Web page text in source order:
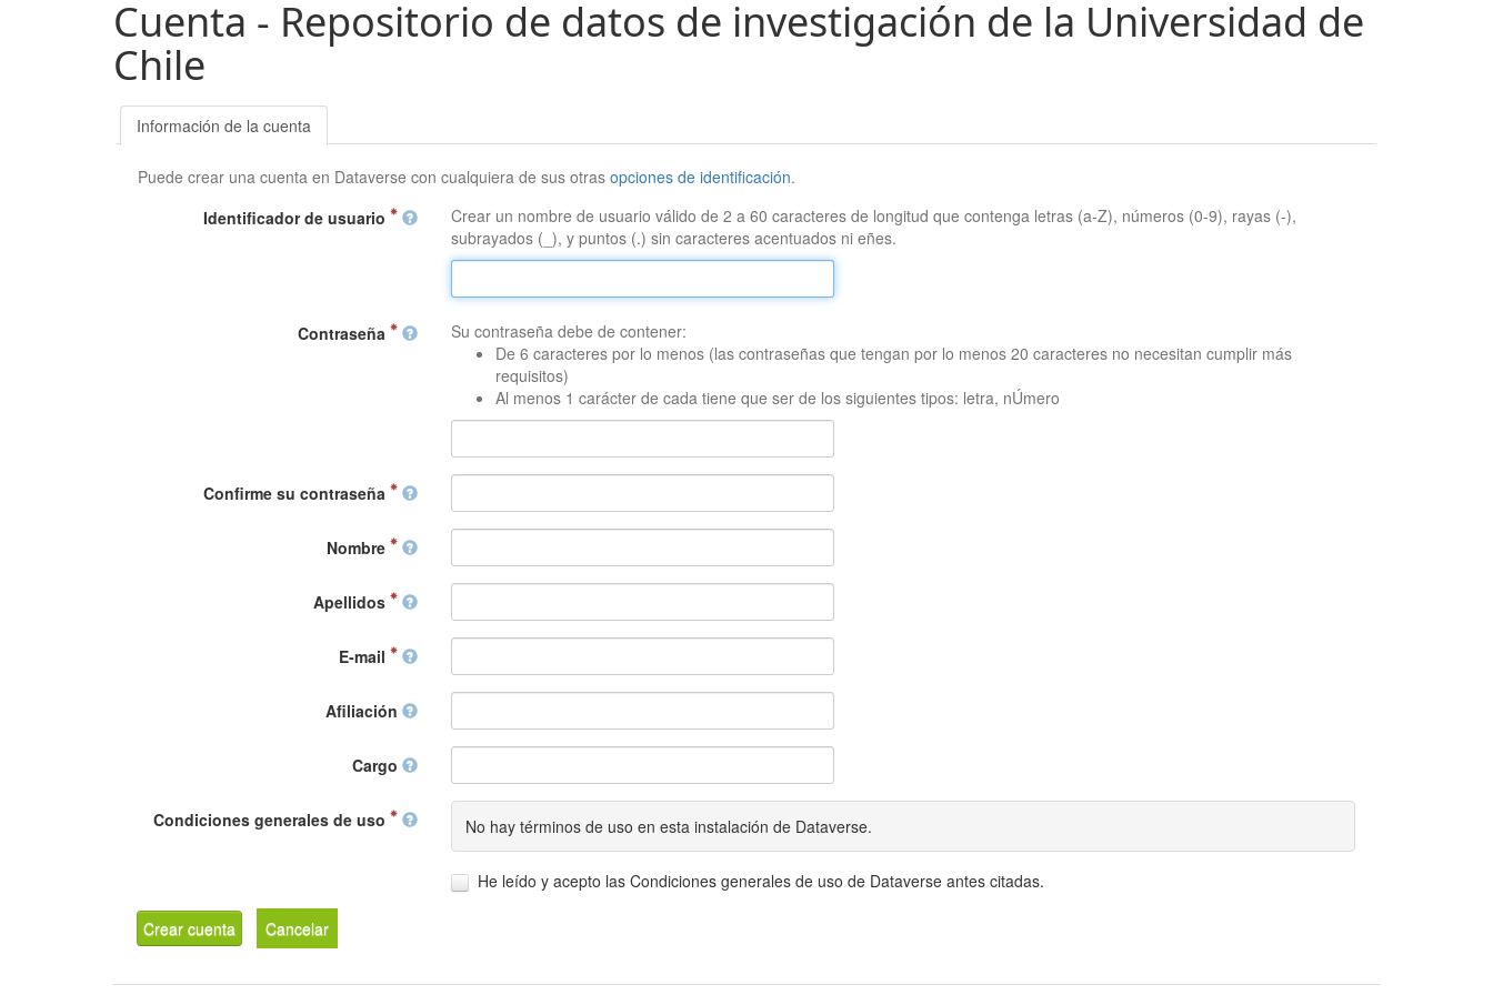
Cuenta - Repositorio de datos de investigación de la Universidad de
Chile
Información de la cuenta
Puede crear una cuenta en Dataverse con cualquiera de sus otrasopciones de identificación.
Identificador de usuario
Crear un nombre de usuario válido de 2 a 60 caracteres de longitud que contenga letras (a-Z), números (0-9), rayas (-),
subrayados (_), y puntos (.) sin caracteres acentuados ni eñes.
Contraseña
Su contraseña debe de contener:
De 6 caracteres por lo menos (las contraseñas que tengan por lo menos 20 caracteres no necesitan cumplir más
requisitos)
Al menos 1 carácter de cada tiene que ser de los siguientes tipos: letra, nÚmero
Confirme su contraseña
Nombre
Apellidos
E-mail
Afiliación
Cargo
Condiciones generales de uso No hay términos de uso en esta instalación de Dataverse.
He leído y acepto las Condiciones generales de uso de Dataverse antes citadas.
Crear cuenta Cancelar